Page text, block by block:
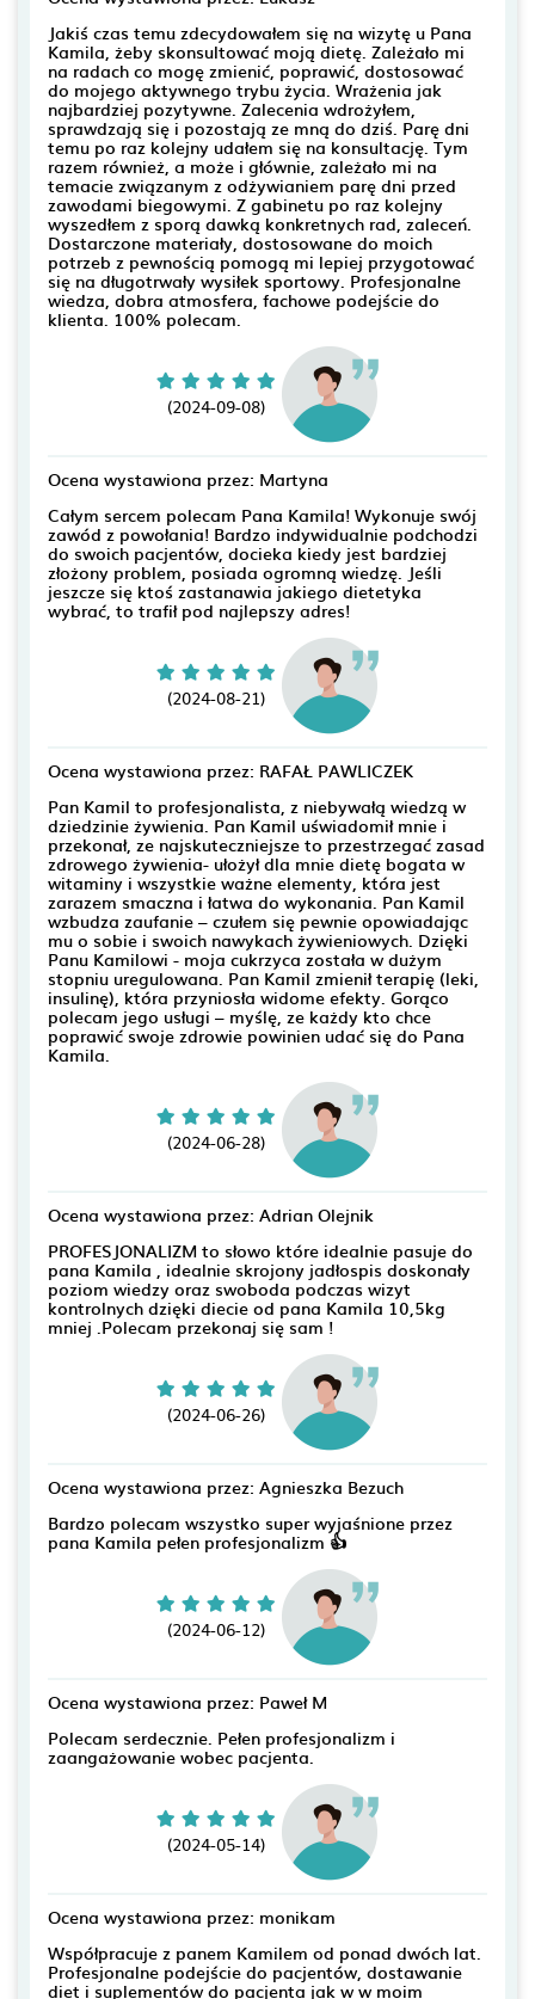
Jakiś czas temu zdecydowałem się na wizytę u Pana
Kamila, żeby skonsultować moją dietę. Zależało mi
na radach co mogę zmienić, poprawić, dostosować
do mojego aktywnego trybu życia. Wrażenia jak
najbardziej pozytywne. Zalecenia wdrożyłem,
sprawdzają się i pozostają ze mną do dziś. Parę dni
temu po raz kolejny udałem się na konsultację. Tym
razem również, a może i głównie, zależało mi na
temacie związanym z odżywianiem parę dni przed
zawodami biegowymi. Z gabinetu po raz kolejny
wyszedłem z sporą dawką konkretnych rad, zaleceń.
Dostarczone materiały, dostosowane do moich
potrzeb z pewnością pomogą mi lepiej przygotować
się na długotrwały wysiłek sportowy. Profesjonalne
wiedza, dobra atmosfera, fachowe podejście do
klienta. 100% polecam.
(2024-09-08)
Ocena wystawiona przez: Martyna
Całym sercem polecam Pana Kamila! Wykonuje swój
zawód z powołania! Bardzo indywidualnie podchodzi
do swoich pacjentów, docieka kiedy jest bardziej
złożony problem, posiada ogromną wiedzę. Jeśli
jeszcze się ktoś zastanawia jakiego dietetyka
wybrać, to trafił pod najlepszy adres!
(2024-08-21)
Ocena wystawiona przez: RAFAŁ PAWLICZEK
Pan Kamil to profesjonalista, z niebywałą wiedzą w
dziedzinie żywienia. Pan Kamil uświadomił mnie i
przekonał, ze najskuteczniejsze to przestrzegać zasad
zdrowego żywienia- ułożył dla mnie dietę bogata w
witaminy i wszystkie ważne elementy, która jest
zarazem smaczna i łatwa do wykonania. Pan Kamil
wzbudza zaufanie – czułem się pewnie opowiadając
mu o sobie i swoich nawykach żywieniowych. Dzięki
Panu Kamilowi - moja cukrzyca została w dużym
stopniu uregulowana. Pan Kamil zmienił terapię (leki,
insulinę), która przyniosła widome efekty. Gorąco
polecam jego usługi – myślę, ze każdy kto chce
poprawić swoje zdrowie powinien udać się do Pana
Kamila.
(2024-06-28)
Ocena wystawiona przez: Adrian Olejnik
PROFESJONALIZM to słowo które idealnie pasuje do
pana Kamila , idealnie skrojony jadłospis doskonały
poziom wiedzy oraz swoboda podczas wizyt
kontrolnych dzięki diecie od pana Kamila 10,5kg
mniej .Polecam przekonaj się sam !
(2024-06-26)
Ocena wystawiona przez: Agnieszka Bezuch
Bardzo polecam wszystko super wyjaśnione przez
pana Kamila pełen profesjonalizm 👍
(2024-06-12)
Ocena wystawiona przez: Paweł M
Polecam serdecznie. Pełen profesjonalizm i
zaangażowanie wobec pacjenta.
(2024-05-14)
Ocena wystawiona przez: monikam
Współpracuje z panem Kamilem od ponad dwóch lat.
Profesjonalne podejście do pacjentów, dostawanie
diet i suplementów do pacjenta jak w w moim